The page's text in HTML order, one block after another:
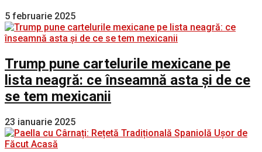
5 februarie 2025
Trump pune cartelurile mexicane pe
lista neagră: ce înseamnă asta și de ce
se tem mexicanii
23 ianuarie 2025